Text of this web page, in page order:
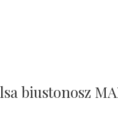
biustonosz